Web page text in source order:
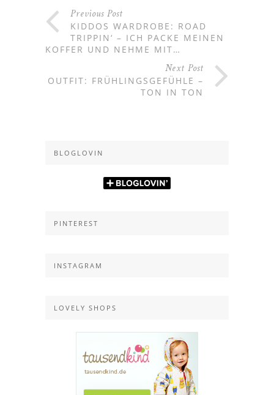
Previous Post
KIDDOS WARDROBE: ROAD
TRIPPIN‘ – ICH PACKE MEINEN
KOFFER UND NEHME MIT…
Next Post
OUTFIT: FRÜHLINGSGEFÜHLE –
TON IN TON
BLOGLOVIN
PINTEREST
INSTAGRAM
LOVELY SHOPS